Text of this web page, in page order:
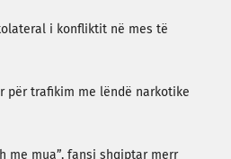
i konfliktit në mes të
për trafikim me lëndë narkotike
me mua”, fansi shqiptar merr